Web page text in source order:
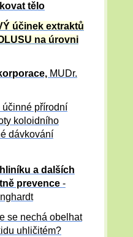
tělo
účinek extraktů
na úrovni
MUDr.
přírodní
koloidního
dávkování
a dalších
prevence -
se nechá obelhat
uhličitém?